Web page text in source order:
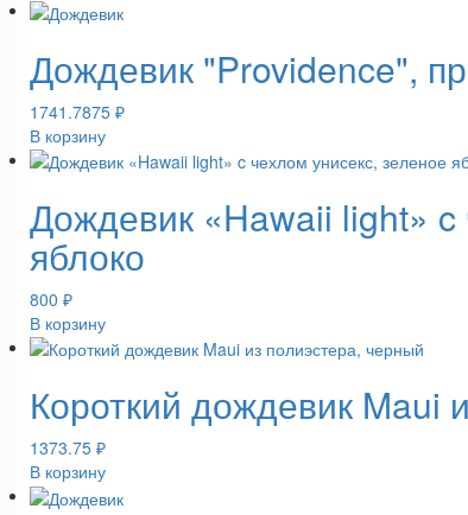
Дождевик "Providence",
1741.7875 ₽
В корзину
Дождевик «Hawaii light» c
яблоко
800 ₽
В корзину
Короткий дождевик Maui
1373.75 ₽
В корзину